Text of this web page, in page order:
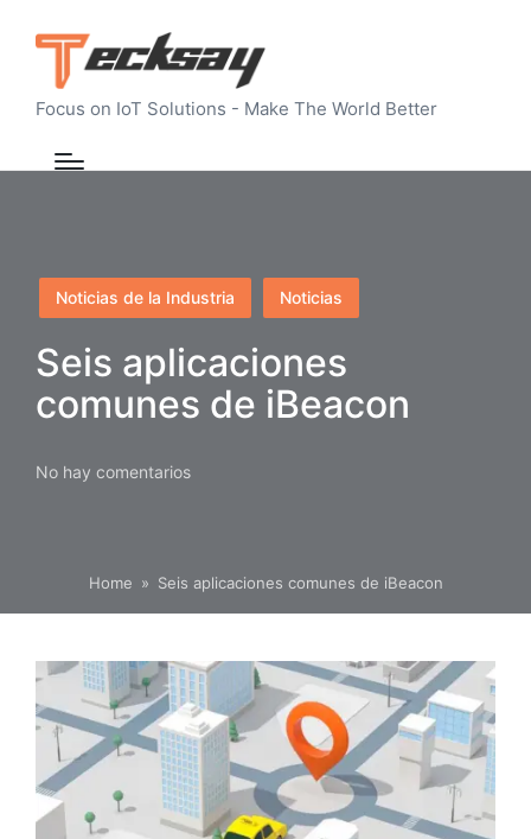
Focus on IoT Solutions - Make The World Better
Publicado
en
Noticias de la Industria Noticias
Seis aplicaciones
comunes de iBeacon
No hay comentarios
Home » Seis aplicaciones comunes de iBeacon